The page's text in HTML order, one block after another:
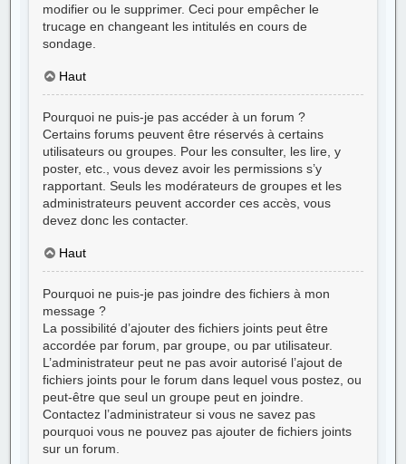
modifier ou le supprimer. Ceci pour empêcher le
trucage en changeant les intitulés en cours de
sondage.
Haut
Pourquoi ne puis-je pas accéder à un forum ?
Certains forums peuvent être réservés à certains
utilisateurs ou groupes. Pour les consulter, les lire, y
poster, etc., vous devez avoir les permissions s’y
rapportant. Seuls les modérateurs de groupes et les
administrateurs peuvent accorder ces accès, vous
devez donc les contacter.
Haut
Pourquoi ne puis-je pas joindre des fichiers à mon
message ?
La possibilité d’ajouter des fichiers joints peut être
accordée par forum, par groupe, ou par utilisateur.
L’administrateur peut ne pas avoir autorisé l’ajout de
fichiers joints pour le forum dans lequel vous postez, ou
peut-être que seul un groupe peut en joindre.
Contactez l’administrateur si vous ne savez pas
pourquoi vous ne pouvez pas ajouter de fichiers joints
sur un forum.